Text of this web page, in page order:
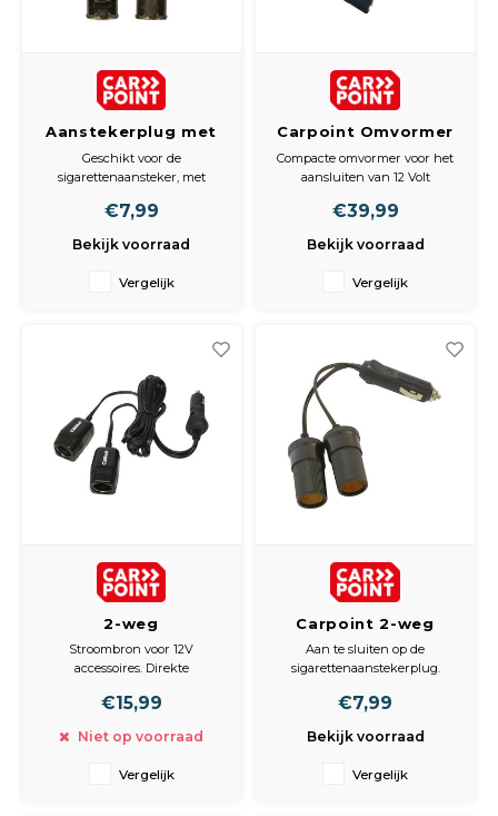
Aanstekerplug met
schakelaar12V 8A
Geschikt voor de
sigarettenaansteker, met
€7,99
Bekijk voorraad
Vergelijk
Carpoint Omvormer
240V/12V
Compacte omvormer voor het
aansluiten van 12 Volt
autoradio, autolader of
stopcontact. Maximaal
Geschikt voor gebruik in huis,
€39,99
Bekijk voorraad
Vergelijk
2-weg
aanstekerdoos 12V
8A + 2m kabel
Stroombron voor 12V
accessoires. Direkte
Max. 8A. Met 2 meter kabel.
aanstekerpluggen.
€15,99
Niet op voorraad
Vergelijk
Carpoint 2-weg
aanstekerdoos 12V
10A
Aan te sluiten op de
sigarettenaanstekerplug.
€7,99
Bekijk voorraad
Vergelijk